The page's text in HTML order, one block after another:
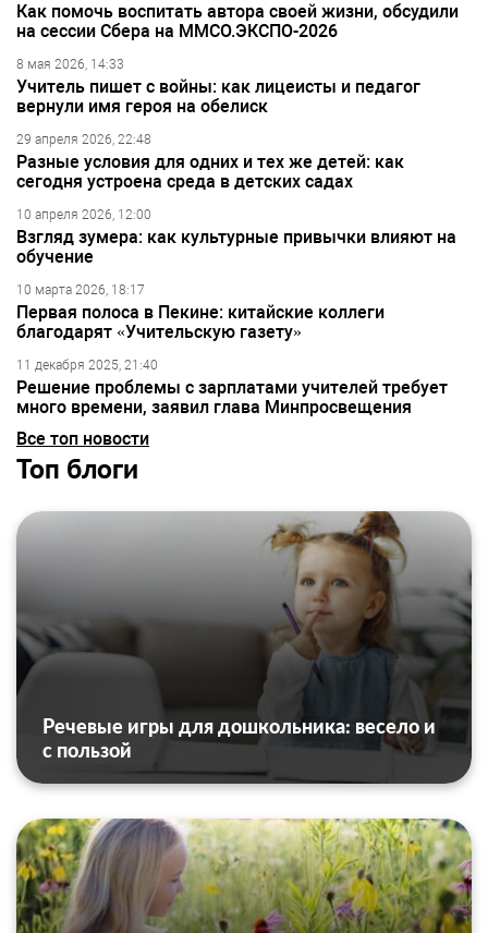
Как помочь воспитать автора своей жизни, обсудили
на сессии Сбера на ММСО.ЭКСПО-2026
8 мая 2026, 14:33
Учитель пишет с войны: как лицеисты и педагог
вернули имя героя на обелиск
29 апреля 2026, 22:48
Разные условия для одних и тех же детей: как
сегодня устроена среда в детских садах
10 апреля 2026, 12:00
Взгляд зумера: как культурные привычки влияют на
обучение
10 марта 2026, 18:17
Первая полоса в Пекине: китайские коллеги
благодарят «Учительскую газету»
11 декабря 2025, 21:40
Решение проблемы с зарплатами учителей требует
много времени, заявил глава Минпросвещения
Все топ новости
Топ блоги
Речевые игры для дошкольника: весело и
с пользой